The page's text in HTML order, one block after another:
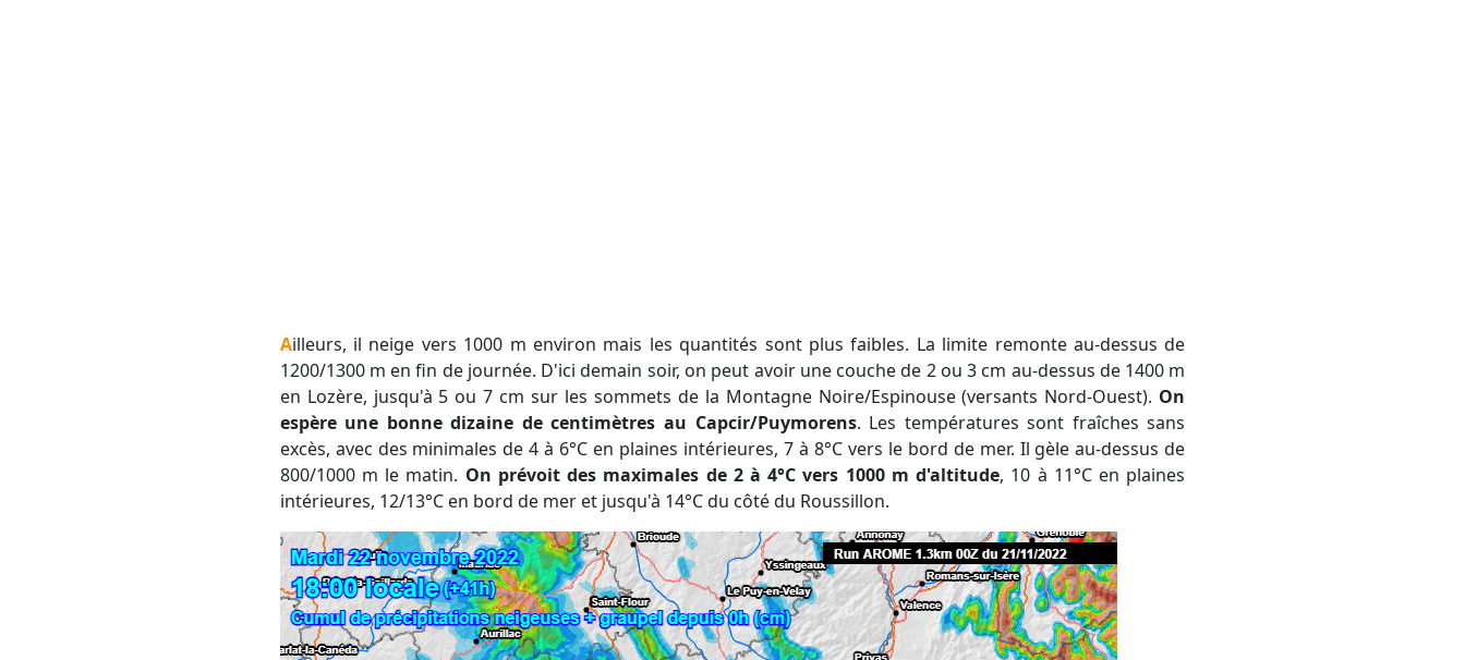
Ailleurs, il neige vers 1000 m environ mais les quantités sont plus faibles. La limite remonte au-dessus de
1200/1300 m en fin de journée. D'ici demain soir, on peut avoir une couche de 2 ou 3 cm au-dessus de 1400 m
en Lozère, jusqu'à 5 ou 7 cm sur les sommets de la Montagne Noire/Espinouse (versants Nord-Ouest). On
espère une bonne dizaine de centimètres au Capcir/Puymorens. Les températures sont fraîches sans
excès, avec des minimales de 4 à 6°C en plaines intérieures, 7 à 8°C vers le bord de mer. Il gèle au-dessus de
800/1000 m le matin. On prévoit des maximales de 2 à 4°C vers 1000 m d'altitude, 10 à 11°C en plaines
intérieures, 12/13°C en bord de mer et jusqu'à 14°C du côté du Roussillon.